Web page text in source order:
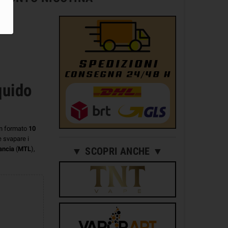
formato 10
svapare i
(MTL),
▼ SCOPRI ANCHE ▼